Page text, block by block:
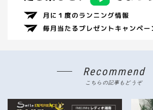
Recommend
こちらの記事もどうぞ